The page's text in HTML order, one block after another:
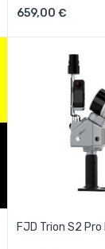
659,00 €
FJD Trion S2 Pro